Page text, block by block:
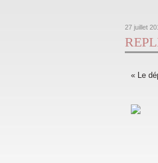
27 juillet
« Le